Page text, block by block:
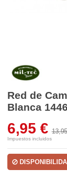
Red de
Blanca
6,95 €
Impuestos incluidos